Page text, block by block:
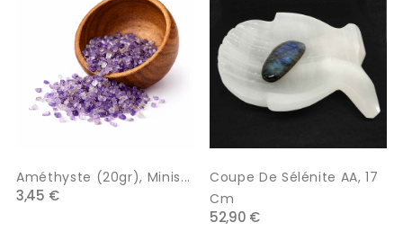
Améthyste (20gr), Minis...
3,45 €
Coupe De Sélénite AA, 17
Cm
52,90 €